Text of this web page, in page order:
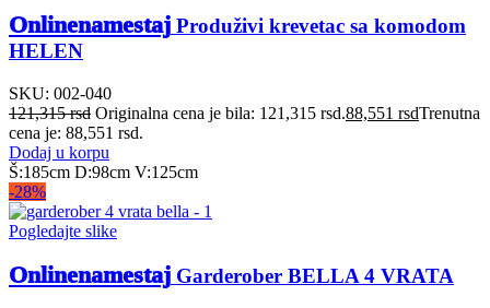
Onlinenamestaj Produživi krevetac sa komodom
HELEN
SKU: 002-040
121,315rsd Originalna cena je bila: 121,315 rsd.88,551 rsdTrenutna
cena je: 88,551 rsd.
Dodaj u korpu
Š:185cm D:98cm V:125cm
-28%
Pogledajte slike
Onlinenamestaj Garderober BELLA 4 VRATA